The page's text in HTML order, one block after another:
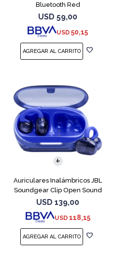
Bluetooth Red
USD 59,00
USD 50,15
Auriculares Inalámbricos JBL
Soundgear Clip Open Sound
Azul
USD 139,00
USD 118,15